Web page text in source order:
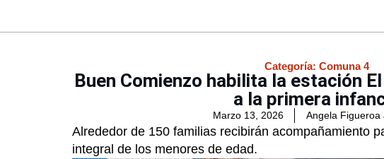
Categoría: Comuna 4
Buen Comienzo habilita la estación
a la primera
Marzo 13, 2026 Angela Figueroa
Alrededor de 150 familias recibirán acompañamiento
integral de los menores de edad.